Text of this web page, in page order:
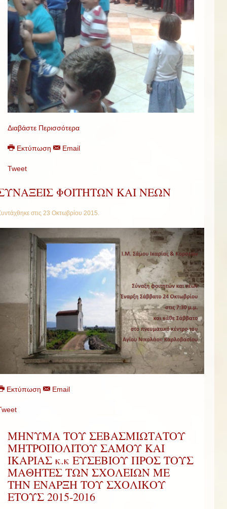
Διαβάστε Περισσότερα
Εκτύπωση Email
Tweet
ΦΟΙΤΗΤΩΝ ΚΑΙ ΝΕΩΝ
στις 23 Οκτωβρίου 2015
Εκτύπωση Email
ΜΗΝΥΜΑ ΤΟΥ ΣΕΒΑΣΜΙΩΤΑΤΟΥ
ΜΗΤΡΟΠΟΛΙΤΟΥ ΣΑΜΟΥ ΚΑΙ
ΙΚΑΡΙΑΣ κ.κ ΕΥΣΕΒΙΟΥ ΠΡΟΣ ΤΟΥΣ
ΜΑΘΗΤΕΣ ΤΩΝ ΣΧΟΛΕΙΩΝ ΜΕ
ΤΗΝ ΕΝΑΡΞΗ ΤΟΥ ΣΧΟΛΙΚΟΥ
ΕΤΟΥΣ 2015-2016